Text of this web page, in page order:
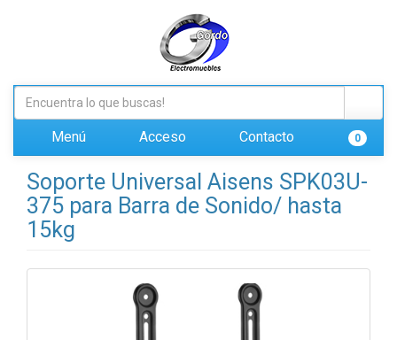
Menú Acceso Contacto 0
Soporte Universal Aisens SPK03U-
375 para Barra de Sonido/ hasta
15kg